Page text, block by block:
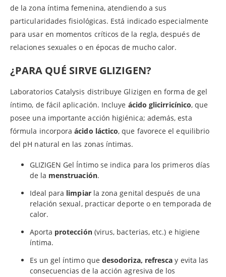
de la zona íntima femenina, atendiendo a sus
particularidades fisiológicas. Está indicado especialmente
para usar en momentos críticos de la regla, después de
relaciones sexuales o en épocas de mucho calor.
¿PARA QUÉ SIRVE GLIZIGEN?
Laboratorios Catalysis distribuye Glizigen en forma de gel
íntimo, de fácil aplicación. Incluye ácido glicirricínico, que
posee una importante acción higiénica; además, esta
fórmula incorporaácido láctico, que favorece el equilibrio
del pH natural en las zonas íntimas.
GLIZIGEN Gel Íntimo se indica para los primeros días
de la menstruación.
Ideal para limpiarla zona genital después de una
relación sexual, practicar deporte o en temporada de
calor.
Aporta protección(virus, bacterias, etc.) e higiene
íntima.
Es un gel íntimo que desodoriza, refresca y evita las
consecuencias de la acción agresiva de los